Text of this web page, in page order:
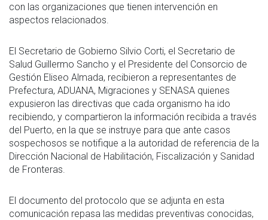
con las organizaciones que tienen intervención en
aspectos relacionados.
El Secretario de Gobierno Silvio Corti, el Secretario de
Salud Guillermo Sancho y el Presidente del Consorcio de
Gestión Eliseo Almada, recibieron a representantes de
Prefectura, ADUANA, Migraciones y SENASA quienes
expusieron las directivas que cada organismo ha ido
recibiendo, y compartieron la información recibida a través
del Puerto, en la que se instruye para que ante casos
sospechosos se notifique a la autoridad de referencia de la
Dirección Nacional de Habilitación, Fiscalización y Sanidad
de Fronteras.
El documento del protocolo que se adjunta en esta
comunicación repasa las medidas preventivas conocidas,